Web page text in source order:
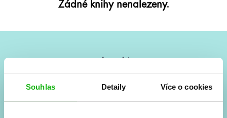
Souhlas Detaily Více o cookies
Žádné knihy nenalezeny.
Vše kolem #youngadult každý měsíc rovnou do mailu!
a seriálové adaptace a další.